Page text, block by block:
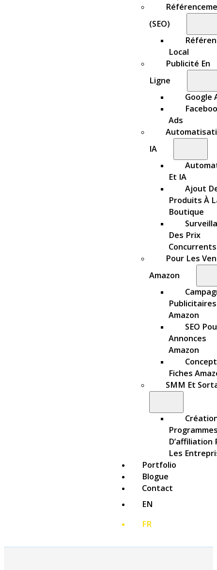
(SEO)
Local
Publicité En
Ligne
Google
Ads
IA
Et IA
Ajout
Produits À
Boutique
Des Prix
Concurrents
Pour Les
Amazon
Publicitaires
Amazon
SEO
Annonces
Amazon
Fiches
SMM Et
D’affiliation
Les
Portfolio
Blogue
Contact
EN
FR